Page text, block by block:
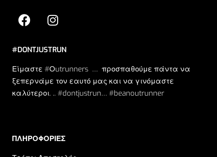
#DONTJUSTRUN
Είμαστε #Οutrunners … προσπαθούμε πάντα να
ξεπερνάμε τον εαυτό μας και να γινόμαστε
καλύτεροι. .. #dontjustrun… #beanoutrunner
ΠΛΗΡΟΦΟΡΙΕΣ​